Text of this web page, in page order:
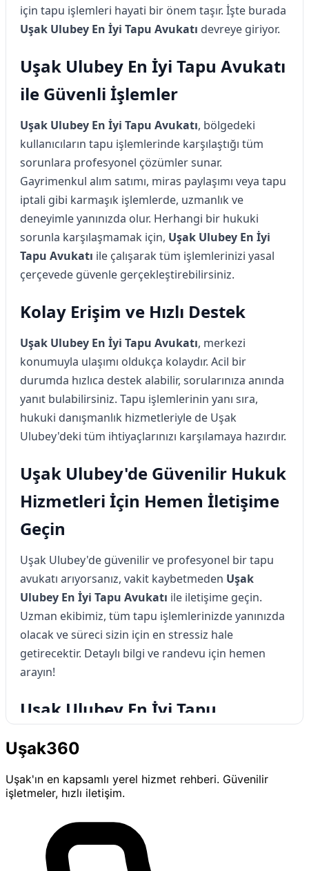
için tapu işlemleri hayati bir önem taşır. İşte burada
Uşak Ulubey En İyi Tapu Avukatı devreye giriyor.
Uşak Ulubey En İyi Tapu Avukatı
ile Güvenli İşlemler
Uşak Ulubey En İyi Tapu Avukatı, bölgedeki
kullanıcıların tapu işlemlerinde karşılaştığı tüm
sorunlara profesyonel çözümler sunar.
Gayrimenkul alım satımı, miras paylaşımı veya tapu
iptali gibi karmaşık işlemlerde, uzmanlık ve
deneyimle yanınızda olur. Herhangi bir hukuki
sorunla karşılaşmamak için, Uşak Ulubey En İyi
Tapu Avukatı ile çalışarak tüm işlemlerinizi yasal
çerçevede güvenle gerçekleştirebilirsiniz.
Kolay Erişim ve Hızlı Destek
Uşak Ulubey En İyi Tapu Avukatı, merkezi
konumuyla ulaşımı oldukça kolaydır. Acil bir
durumda hızlıca destek alabilir, sorularınıza anında
yanıt bulabilirsiniz. Tapu işlemlerinin yanı sıra,
hukuki danışmanlık hizmetleriyle de Uşak
Ulubey'deki tüm ihtiyaçlarınızı karşılamaya hazırdır.
Uşak Ulubey'de Güvenilir Hukuk
Hizmetleri İçin Hemen İletişime
Geçin
Uşak Ulubey'de güvenilir ve profesyonel bir tapu
avukatı arıyorsanız, vakit kaybetmeden Uşak
Ulubey En İyi Tapu Avukatı ile iletişime geçin.
Uzman ekibimiz, tüm tapu işlemlerinizde yanınızda
olacak ve süreci sizin için en stressiz hale
getirecektir. Detaylı bilgi ve randevu için hemen
arayın!
Uşak Ulubey En İyi Tapu
Avukatı'nın Hizmet Felsefesi
en iyi hukuki danışmanlık hizmetini sunmayı
alanında kapsamlı bilgiye sahiptir ve her türlü
hukuki sorunuzu çözmek için özveriyle
çalışmaktadır. Müşteri memnuniyetini ön planda
Uşak360
Uşak'ın en kapsamlı yerel hizmet rehberi. Güvenilir
işletmeler, hızlı iletişim.